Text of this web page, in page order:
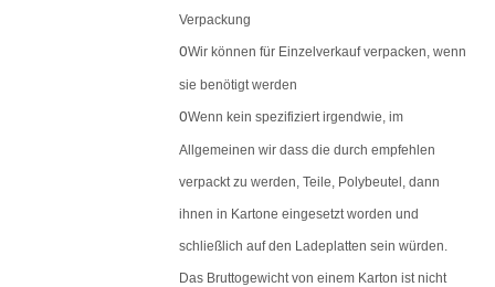
Verpackung
OWir können für Einzelverkauf verpacken, wenn
sie benötigt werden
OWenn kein spezifiziert irgendwie, im
Allgemeinen wir dass die durch empfehlen
verpackt zu werden, Teile, Polybeutel, dann
ihnen in Kartone eingesetzt worden und
schließlich auf den Ladeplatten sein würden.
Das Bruttogewicht von einem Karton ist nicht